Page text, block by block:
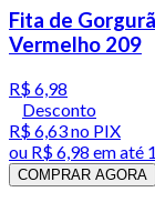
Fita de
Vermelho 209
R$ 6,98
Desconto
R$ 6,63no PIX
ou R$ 6,98 em até
COMPRAR AGORA